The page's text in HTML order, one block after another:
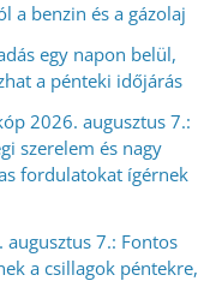
a benzin és a gázolaj
egy napon belül,
a pénteki időjárás
2026. augusztus 7.:
szerelem és nagy
fordulatokat ígérnek
7.: Fontos
a csillagok péntekre,